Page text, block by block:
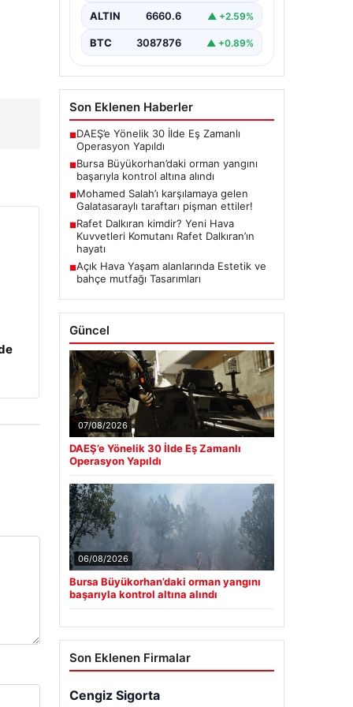
yerel…
ALTIN 6660.6 ▲ +2.59%
BTC 3087876 ▲ +0.89%
Son Eklenen Haberler
■DAEŞ’e Yönelik 30 İlde Eş Zamanlı
Operasyon Yapıldı
■Bursa Büyükorhan’daki orman yangını
başarıyla kontrol altına alındı
■Mohamed Salah’ı karşılamaya gelen
Galatasaraylı taraftarı pişman ettiler!
■Rafet Dalkıran kimdir? Yeni Hava
Kuvvetleri Komutanı Rafet Dalkıran’ın
hayatı
■Açık Hava Yaşam alanlarında Estetik ve
bahçe mutfağı Tasarımları
Güncel
07/08/2026
DAEŞ’e Yönelik 30 İlde Eş Zamanlı
Operasyon Yapıldı
06/08/2026
Bursa Büyükorhan’daki orman yangını
başarıyla kontrol altına alındı
Son Eklenen Firmalar
Cengiz Sigorta